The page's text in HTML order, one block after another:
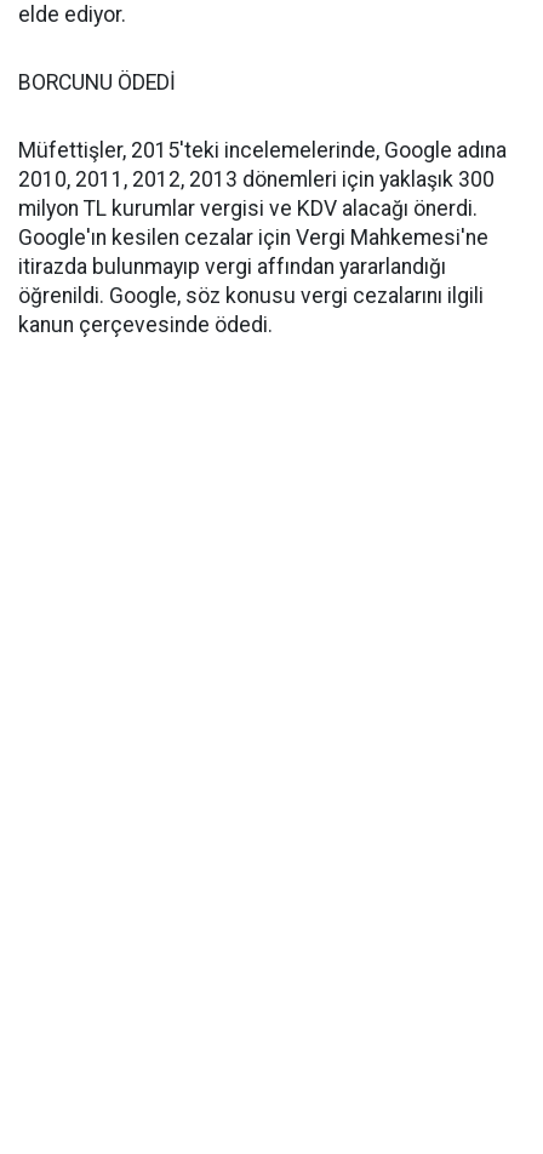
elde ediyor.
BORCUNU ÖDEDİ
Müfettişler, 2015'teki incelemelerinde, Google adına
2010, 2011, 2012, 2013 dönemleri için yaklaşık 300
milyon TL kurumlar vergisi ve KDV alacağı önerdi.
Google'ın kesilen cezalar için Vergi Mahkemesi'ne
itirazda bulunmayıp vergi affından yararlandığı
öğrenildi. Google, söz konusu vergi cezalarını ilgili
kanun çerçevesinde ödedi.